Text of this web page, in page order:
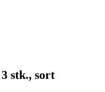
stk., sort